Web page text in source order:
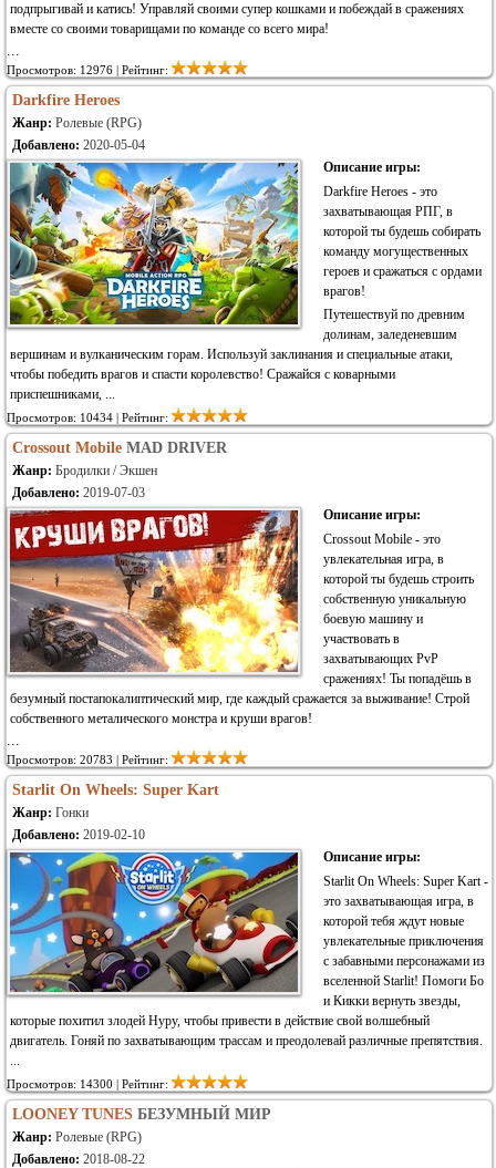
подпрыгивай и катись! Управляй своими супер кошками и побеждай в сражениях
вместе со своими товарищами по команде со всего мира!
...
Просмотров: 12976 | Рейтинг:
Darkfire Heroes
Жанр: Ролевые (RPG)
Добавлено: 2020-05-04
Описание игры:
Darkfire Heroes - это
захватывающая РПГ, в
которой ты будешь собирать
команду могущественных
героев и сражаться с ордами
врагов!
Путешествуй по древним
долинам, заледеневшим
вершинам и вулканическим горам. Используй заклинания и специальные атаки,
чтобы победить врагов и спасти королевство! Сражайся с коварными
приспешниками, ...
Просмотров: 10434 | Рейтинг:
Crossout Mobile MAD DRIVER
Жанр: Бродилки / Экшен
Добавлено: 2019-07-03
Описание игры:
Crossout Mobile - это
увлекательная игра, в
которой ты будешь строить
собственную уникальную
боевую машину и
участвовать в
захватывающих PvP
сражениях! Ты попадёшь в
безумный постапокалиптический мир, где каждый сражается за выживание! Строй
собственного металического монстра и круши врагов!
...
Просмотров: 20783 | Рейтинг:
Starlit On Wheels: Super Kart
Жанр: Гонки
Добавлено: 2019-02-10
Описание игры:
Starlit On Wheels: Super Kart -
это захватывающая игра, в
которой тебя ждут новые
увлекательные приключения
с забавными персонажами из
вселенной Starlit! Помоги Бо
и Кикки вернуть звезды,
которые похитил злодей Нуру, чтобы привести в действие свой волшебный
двигатель. Гоняй по захватывающим трассам и преодолевай различные препятствия.
...
Просмотров: 14300 | Рейтинг:
LOONEY TUNES БЕЗУМНЫЙ МИР
Жанр: Ролевые (RPG)
Добавлено: 2018-08-22